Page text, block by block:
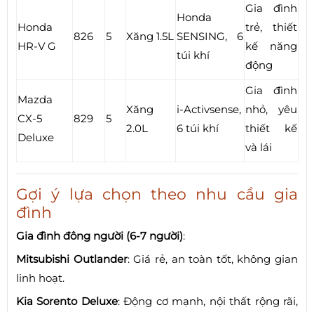
Honda
HR-V G
826 5 Xăng 1.5L
Honda
SENSING, 6
túi khí
Gia đình
trẻ, thiết
kế năng
động
Mazda
CX-5
Deluxe
829 5
Xăng
2.0L
i-Activsense,
6 túi khí
Gia đình
nhỏ, yêu
thiết kế
và lái
Gợi ý lựa chọn theo nhu cầu gia
đình
Gia đình đông người (6-7 người):
Mitsubishi Outlander: Giá rẻ, an toàn tốt, không gian
linh hoạt.
Kia Sorento Deluxe: Động cơ mạnh, nội thất rộng rãi,